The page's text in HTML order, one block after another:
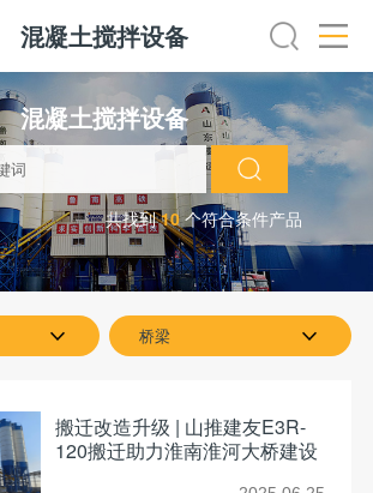
混凝土搅拌设备
摊铺机 冷再生机 吊管机 混凝土搅拌
混凝土搅拌设备
共找到10个符合条件产品
桥梁
搬迁改造升级 | 山推建友E3R-
120搬迁助力淮南淮河大桥建设